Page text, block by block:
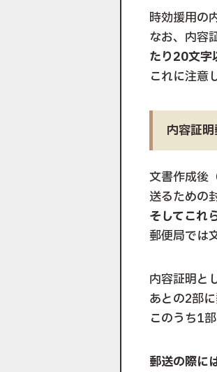
時効援用の
なお、内容
たり20文字
これに注意
内容証
文書作成後
送るための
そしてこれ
郵便局では
内容証明と
あとの2部
このうち1
郵送の際に